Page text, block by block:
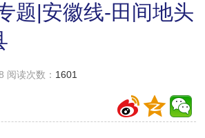
题|安徽线-田间地头
阅读次数： 1601